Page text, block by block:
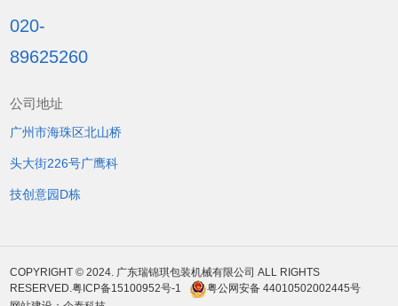
020-
89625260
公司地址
广州市海珠区北山桥
头大街226号广鹰科
技创意园D栋
COPYRIGHT © 2024. 广东瑞锦琪包装机械有限公司 ALL RIGHTS
RESERVED.粤ICP备15100952号-1
粤公网安备 44010502002445号